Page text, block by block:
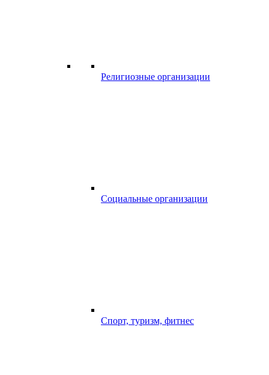
Религиозные организации
Социальные организации
Спорт, туризм, фитнес